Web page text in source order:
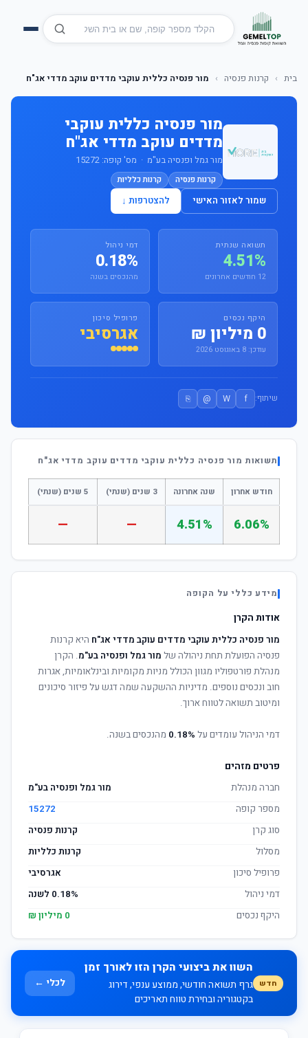
בית › קרנות פנסיה › מור פנסיה כללית עוקבי מדדים עוקב מדדי אג"ח
מור פנסיה כללית עוקבי
מדדים עוקב מדדי אג"ח
מור גמל ופנסיה בע"מ · מס' קופה: 15272
קרנות פנסיה קרנות כלליות
שמור לאזור האישי להצטרפות ↓
תשואה שנתית
4.51%
12 חודשים אחרונים
דמי ניהול
0.18%
מהנכסים בשנה
היקף נכסים
0 מיליון ₪
עודכן: 8 באוגוסט 2026
פרופיל סיכון
אגרסיבי
שיתוף: f
W
@
⎘
תשואות מור פנסיה כללית עוקבי מדדים עוקב מדדי אג"ח
חודש אחרון שנה אחרונה 3 שנים (שנתי) 5 שנים (שנתי)
6.06%
4.51%
—
—
מידע כללי על הקופה
אודות הקרן
מור פנסיה כללית עוקבי מדדים עוקב מדדי אג"ח היא קרנות
פנסיה הפועלת תחת ניהולה של מור גמל ופנסיה בע"מ. הקרן
מנהלת פורטפוליו מגוון הכולל מניות מקומיות ובינלאומיות, אגרות
חוב ונכסים נוספים. מדיניות ההשקעה שמה דגש על פיזור סיכונים
ומיטוב תשואה לטווח ארוך.
דמי הניהול עומדים על 0.18% מהנכסים בשנה.
פרטים מזהים
חברה מנהלת
מור גמל ופנסיה בע"מ
מספר קופה
15272
סוג קרן
קרנות פנסיה
מסלול
קרנות כלליות
פרופיל סיכון
אגרסיבי
דמי ניהול
0.18% לשנה
היקף נכסים
0 מיליון ₪
חדש
השוו את ביצועי הקרן הזו לאורך זמן
גרף תשואה חודשי, ממוצע ענפי, דירוג
בקטגוריה ובחירת טווח תאריכים
לכלי ←